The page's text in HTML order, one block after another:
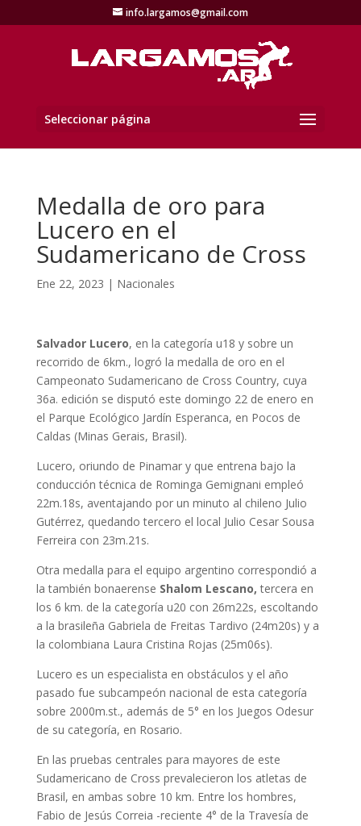
info.largamos@gmail.com
Seleccionar página
Medalla de oro para
Lucero en el
Sudamericano de Cross
Ene 22, 2023 | Nacionales
Salvador Lucero, en la categoría u18 y sobre un
recorrido de 6km., logró la medalla de oro en el
Campeonato Sudamericano de Cross Country, cuya
36a. edición se disputó este domingo 22 de enero en
el Parque Ecológico Jardín Esperanca, en Pocos de
Caldas (Minas Gerais, Brasil).
Lucero, oriundo de Pinamar y que entrena bajo la
conducción técnica de Rominga Gemignani empleó
22m.18s, aventajando por un minuto al chileno Julio
Gutérrez, quedando tercero el local Julio Cesar Sousa
Ferreira con 23m.21s.
Otra medalla para el equipo argentino correspondió a
la también bonaerense Shalom Lescano, tercera en
los 6 km. de la categoría u20 con 26m22s, escoltando
a la brasileña Gabriela de Freitas Tardivo (24m20s) y a
la colombiana Laura Cristina Rojas (25m06s).
Lucero es un especialista en obstáculos y el año
pasado fue subcampeón nacional de esta categoría
sobre 2000m.st., además de 5° en los Juegos Odesur
de su categoría, en Rosario.
En las pruebas centrales para mayores de este
Sudamericano de Cross prevalecieron los atletas de
Brasil, en ambas sobre 10 km. Entre los hombres,
Fabio de Jesús Correia -reciente 4° de la Travesía de